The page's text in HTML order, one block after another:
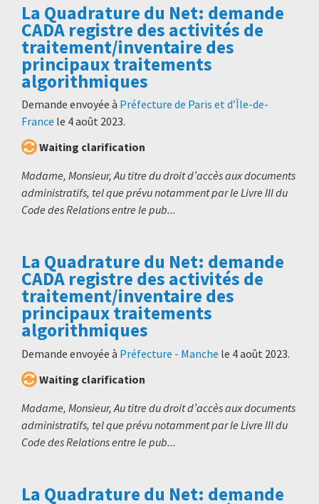
La Quadrature du Net: demande
CADA registre des activités de
traitement/inventaire des
principaux traitements
algorithmiques
Demande envoyée à Préfecture de Paris et d’Île-de-
France le 4 août 2023.
Waiting clarification
Madame, Monsieur, Au titre du droit d’accès aux documents
administratifs, tel que prévu notamment par le Livre III du
Code des Relations entre le pub...
La Quadrature du Net: demande
CADA registre des activités de
traitement/inventaire des
principaux traitements
algorithmiques
Demande envoyée à Préfecture - Manche le 4 août 2023.
Waiting clarification
Madame, Monsieur, Au titre du droit d’accès aux documents
administratifs, tel que prévu notamment par le Livre III du
Code des Relations entre le pub...
La Quadrature du Net: demande